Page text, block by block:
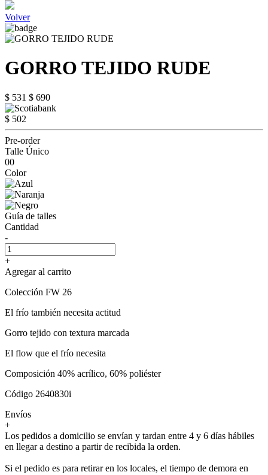
Volver
GORRO TEJIDO RUDE
$ 531 $ 690
$ 502
Pre-order
Talle Único
00
Color
Guía de talles
Cantidad
-
+
Agregar al carrito
Colección FW 26
El frío también necesita actitud
Gorro tejido con textura marcada
El flow que el frío necesita
Composición 40% acrílico, 60% poliéster
Código 2640830i
Envíos
+
Los pedidos a domicilio se envían y tardan entre 4 y 6 días hábiles
en llegar a destino a partir de recibida la orden.
Si el pedido es para retirar en los locales, el tiempo de demora en